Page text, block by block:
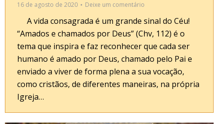
16 de agosto de 2020
Deixe um comentário
A vida consagrada é um grande sinal do Céu!
“Amados e chamados por Deus” (Chv, 112) é o
tema que inspira e faz reconhecer que cada ser
humano é amado por Deus, chamado pelo Pai e
enviado a viver de forma plena a sua vocação,
como cristãos, de diferentes maneiras, na própria
Igreja…